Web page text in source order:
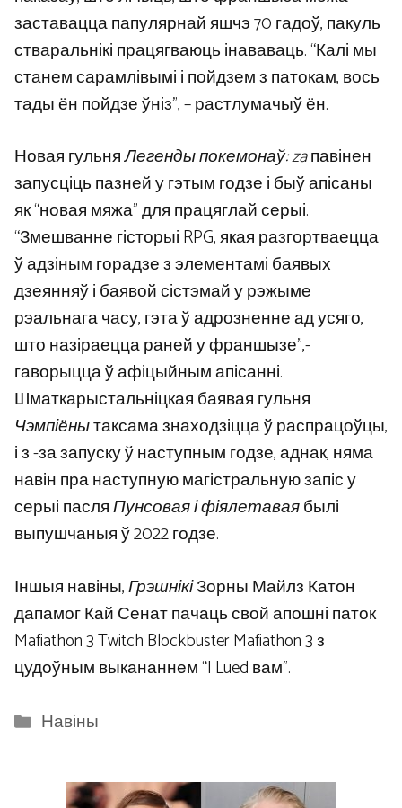
заставацца папулярнай яшчэ 70 гадоў, пакуль
стваральнікі працягваюць інававаць. “Калі мы
станем сарамлівымі і пойдзем з патокам, вось
тады ён пойдзе ўніз”, – растлумачыў ён.
Новая гульняЛегенды покемонаў: zaпавінен
запусціць пазней у гэтым годзе і быў апісаны
як “новая мяжа” для працяглай серыі.
“Змешванне гісторыі RPG, якая разгортваецца
ў адзіным горадзе з элементамі баявых
дзеянняў і баявой сістэмай у рэжыме
рэальнага часу, гэта ў адрозненне ад усяго,
што назіраецца раней у франшызе”,-
гаворыцца ў афіцыйным апісанні.
Шматкарыстальніцкая баявая гульня
Чэмпіёнытаксама знаходзіцца ў распрацоўцы,
і з -за запуску ў наступным годзе, аднак, няма
навін пра наступную магістральную запіс у
серыі пасляПунсовая і фіялетаваябылі
выпушчаныя ў 2022 годзе.
Іншыя навіны,ГрэшнікіЗорны Майлз Катон
дапамог Кай Сенат пачаць свой апошні паток
Mafiathon 3 Twitch Blockbuster Mafiathon 3 з
цудоўным выкананнем “I Lued вам”.
Categories
Навіны